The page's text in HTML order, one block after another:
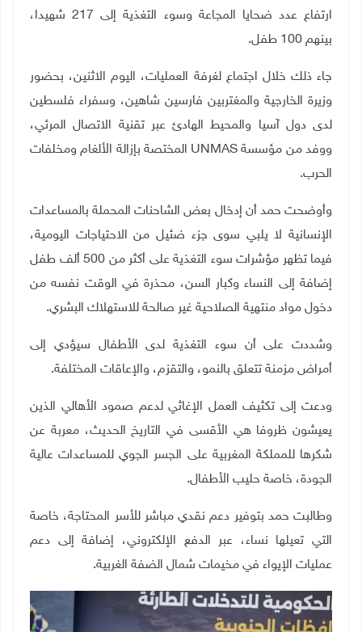
ارتفاع عدد ضحايا المجاعة وسوء التغذية إلى 217 شهيدا،
بينهم 100 طفل.
جاء ذلك خلال اجتماع لغرفة العمليات، اليوم الاثنين، بحضور
وزيرة الخارجية والمغتربين فارسين شاهين، وسفراء فلسطين
لدى دول آسيا والمحيط الهادئ عبر تقنية الاتصال المرئي،
ووفد من مؤسسةUNMAS المختصة بإزالة الألغام ومخلفات
الحرب.
وأوضحت حمد أن إدخال بعض الشاحنات المحملة بالمساعدات
الإنسانية لا يلبي سوى جزء ضئيل من الاحتياجات اليومية،
فيما تظهر مؤشرات سوء التغذية على أكثر من 500 ألف طفل
إضافة إلى النساء وكبار السن، محذرة في الوقت نفسه من
دخول مواد منتهية الصلاحية غير صالحة للاستهلاك البشري.
وشددت على أن سوء التغذية لدى الأطفال سيؤدي إلى
أمراض مزمنة تتعلق بالنمو، والتقزم، والإعاقات المختلفة.
ودعت إلى تكثيف العمل الإغاثي لدعم صمود الأهالي الذين
يعيشون ظروفا هي الأقسى في التاريخ الحديث، معربة عن
شكرها للمملكة المغربية على الجسر الجوي للمساعدات عالية
الجودة، خاصة حليب الأطفال.
وطالبت حمد بتوفير دعم نقدي مباشر للأسر المحتاجة، خاصة
التي تعيلها نساء، عبر الدفع الإلكتروني، إضافة إلى دعم
عمليات الإيواء في مخيمات شمال الضفة الغربية.